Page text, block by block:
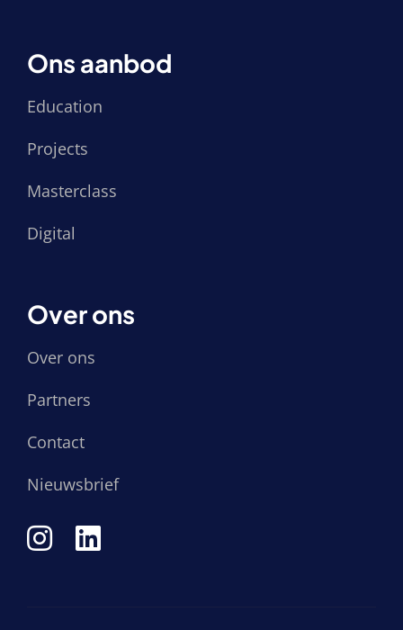
Ons aanbod
Education
Projects
Masterclass
Digital
Over ons
Over ons
Partners
Contact
Nieuwsbrief